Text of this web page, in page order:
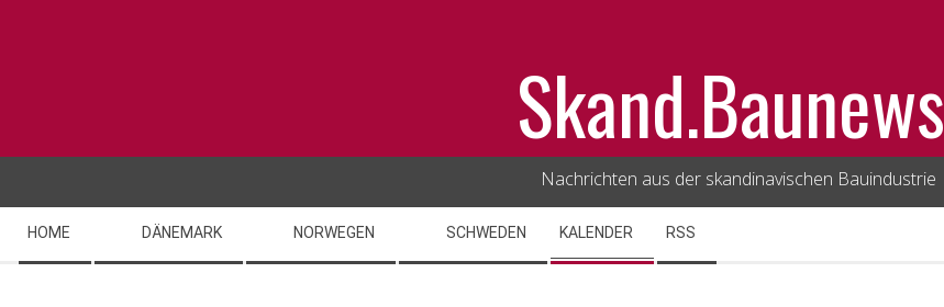
Skand.Baunews
Nachrichten aus der skandinavischen Bauindustrie
Navigation
Menu
HOME DÄNEMARK NORWEGEN SCHWEDEN KALENDER RSS